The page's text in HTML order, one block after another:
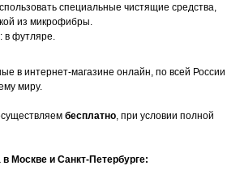
специальные чистящие средства,
из микрофибры.
в футляре.
в интернет-магазине онлайн, по всей России
миру.
бесплатно, при условии полной
Москве и Санкт-Петербурге: